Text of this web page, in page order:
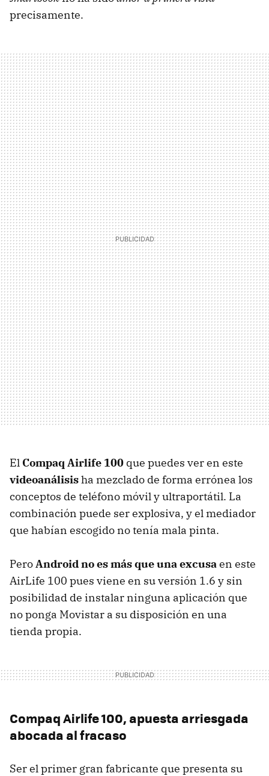
precisamente.
El Compaq Airlife 100 que puedes ver en este
videoanálisisha mezclado de forma errónea los
conceptos de teléfono móvil y ultraportátil. La
combinación puede ser explosiva, y el mediador
que habían escogido no tenía mala pinta.
PeroAndroid no es más que una excusaen este
AirLife 100 pues viene en su versión 1.6 y sin
posibilidad de instalar ninguna aplicación que
no ponga Movistar a su disposición en una
tienda propia.
Compaq Airlife 100, apuesta arriesgada
abocada al fracaso
Ser el primer gran fabricante que presenta su